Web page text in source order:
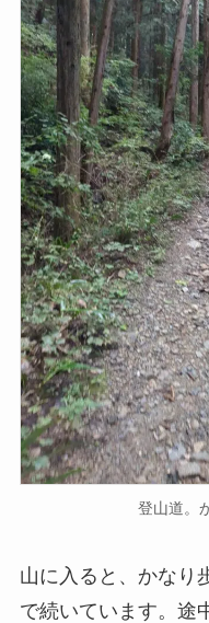
登山道。
山に入ると、かなり
で続いています。途